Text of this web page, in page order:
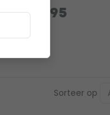
39,95
Sorteer op